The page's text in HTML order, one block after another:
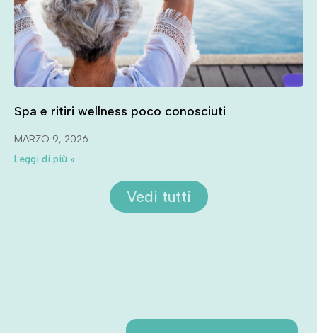
Spa e ritiri wellness poco conosciuti
MARZO 9, 2026
Leggi di più »
Vedi tutti